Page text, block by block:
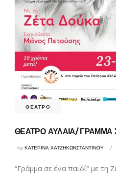
ΘΕΑΤΡΟ
ΘΕΑΤΡΟ ΑΥΛΑΙΑ/ ΓΡΑΜΜΑ
byΚΑΤΕΡΙΝΑ ΧΑΤΖΗΚΩΝΣΤΑΝΤΙΝΟΥ
“Γράμμα σε ένα παιδί” με τη